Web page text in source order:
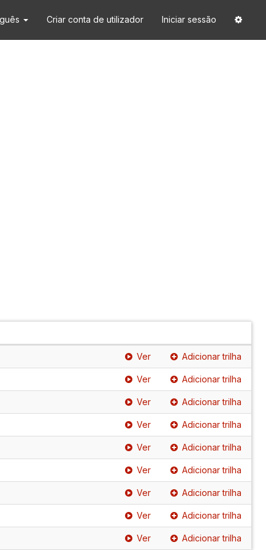
Criar conta de utilizador Iniciar sessão
Ver Adicionar trilha
Ver Adicionar trilha
Ver Adicionar trilha
Ver Adicionar trilha
Ver Adicionar trilha
Ver Adicionar trilha
Ver Adicionar trilha
Ver Adicionar trilha
Ver Adicionar trilha